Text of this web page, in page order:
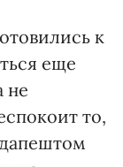
к
еще
не
то,